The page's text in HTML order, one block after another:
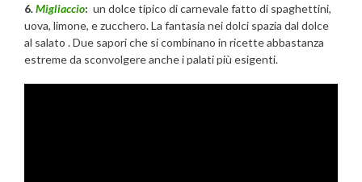
6.Migliaccio: un dolce tipico di carnevale fatto di spaghettini,
uova, limone, e zucchero. La fantasia nei dolci spazia dal dolce
al salato . Due sapori che si combinano in ricette abbastanza
estreme da sconvolgere anche i palati più esigenti.